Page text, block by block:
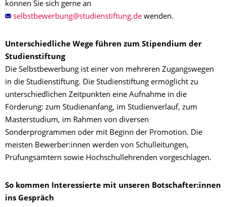
können Sie sich gerne an
wenden.
Unterschiedliche Wege führen zum Stipendium der
Studienstiftung
Die Selbstbewerbung ist einer von mehreren Zugangswegen
in die Studienstiftung. Die Studienstiftung ermöglicht zu
unterschiedlichen Zeitpunkten eine Aufnahme in die
Förderung: zum Studienanfang, im Studienverlauf, zum
Masterstudium, im Rahmen von diversen
Sonderprogrammen oder mit Beginn der Promotion. Die
meisten Bewerber:innen werden von Schulleitungen,
Prüfungsämtern sowie Hochschullehrenden vorgeschlagen.
So kommen Interessierte mit unseren Botschafter:innen
ins Gespräch